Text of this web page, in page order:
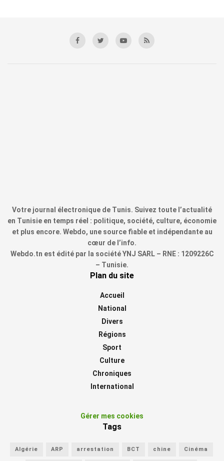
Votre journal électronique de Tunis. Suivez toute l’actualité
en Tunisie en temps réel : politique, société, culture, économie
et plus encore. Webdo, une source fiable et indépendante au
cœur de l’info.
Webdo.tn est édité par la société YNJ SARL – RNE : 1209226C
– Tunisie.
Plan du site
Accueil
National
Divers
Régions
Sport
Culture
Chroniques
International
Gérer mes cookies
Tags
Algérie ARP arrestation BCT chine Cinéma